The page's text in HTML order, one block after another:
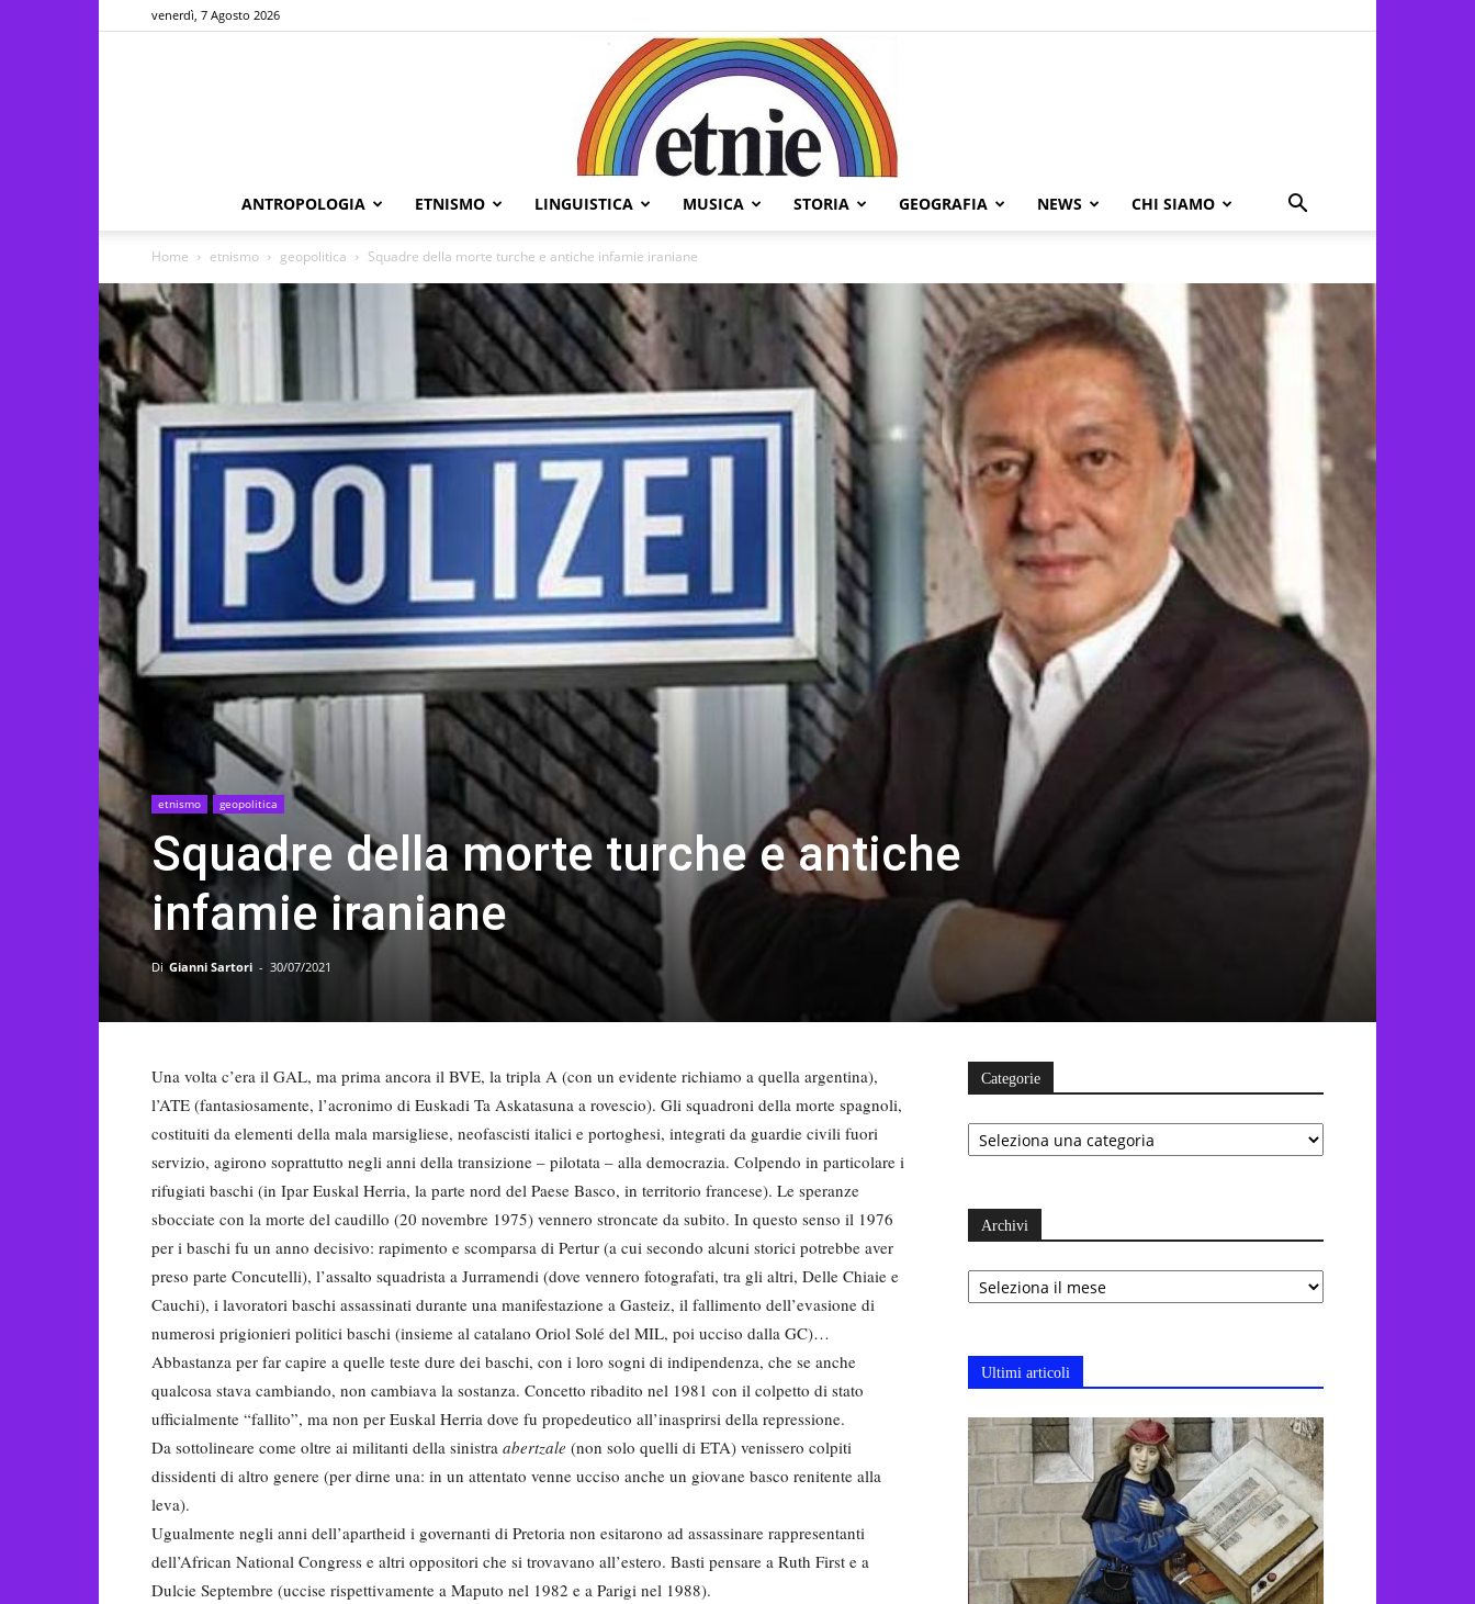
venerdì, 7 Agosto 2026
ANTROPOLOGIA ETNISMO LINGUISTICA MUSICA STORIA GEOGRAFIA NEWS CHI SIAMO
Home etnismo geopolitica Squadre della morte turche e antiche infamie iraniane
etnismo geopolitica
Squadre della morte turche e antiche
infamie iraniane
Di Gianni Sartori - 30/07/2021
Una volta c’era il GAL, ma prima ancora il BVE, la tripla A (con un evidente richiamo a quella argentina),
l’ATE (fantasiosamente, l’acronimo di Euskadi Ta Askatasuna a rovescio). Gli squadroni della morte spagnoli,
costituiti da elementi della mala marsigliese, neofascisti italici e portoghesi, integrati da guardie civili fuori
servizio, agirono soprattutto negli anni della transizione – pilotata – alla democrazia. Colpendo in particolare i
rifugiati baschi (in Ipar Euskal Herria, la parte nord del Paese Basco, in territorio francese). Le speranze
sbocciate con la morte del caudillo (20 novembre 1975) vennero stroncate da subito. In questo senso il 1976
per i baschi fu un anno decisivo: rapimento e scomparsa di Pertur (a cui secondo alcuni storici potrebbe aver
preso parte Concutelli), l’assalto squadrista a Jurramendi (dove vennero fotografati, tra gli altri, Delle Chiaie e
Cauchi), i lavoratori baschi assassinati durante una manifestazione a Gasteiz, il fallimento dell’evasione di
numerosi prigionieri politici baschi (insieme al catalano Oriol Solé del MIL, poi ucciso dalla GC)…
Abbastanza per far capire a quelle teste dure dei baschi, con i loro sogni di indipendenza, che se anche
qualcosa stava cambiando, non cambiava la sostanza. Concetto ribadito nel 1981 con il colpetto di stato
ufficialmente “fallito”, ma non per Euskal Herria dove fu propedeutico all’inasprirsi della repressione.
Da sottolineare come oltre ai militanti della sinistra abertzale (non solo quelli di ETA) venissero colpiti
dissidenti di altro genere (per dirne una: in un attentato venne ucciso anche un giovane basco renitente alla
leva).
Ugualmente negli anni dell’apartheid i governanti di Pretoria non esitarono ad assassinare rappresentanti
dell’African National Congress e altri oppositori che si trovavano all’estero. Basti pensare a Ruth First e a
Dulcie Septembre (uccise rispettivamente a Maputo nel 1982 e a Parigi nel 1988).
Categorie
Categorie
Archivi
Archivi
Ultimi articoli